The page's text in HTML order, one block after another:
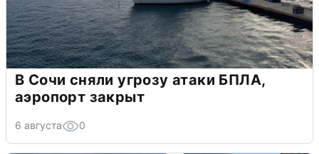
В Сочи сняли угрозу атаки БПЛА,
аэропорт закрыт
6 августа 0